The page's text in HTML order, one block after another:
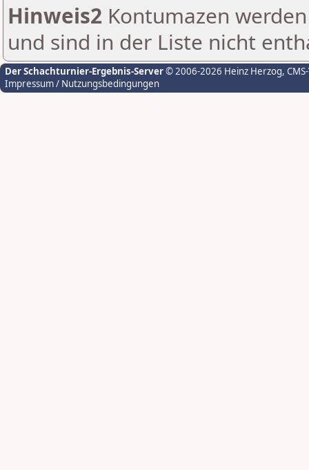
Hinweis2 Kontumazen
und sind in der Liste nicht
Der Schachturnier-Ergebnis-Server© 2006-2026 Heinz Herzog,
Impressum / Nutzungsbedingungen